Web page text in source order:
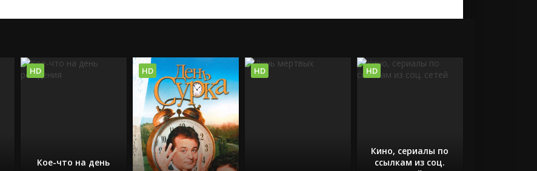
Кое-что на день
HD HD HD
Кино, сериалы по
ссылкам из соц.
HD